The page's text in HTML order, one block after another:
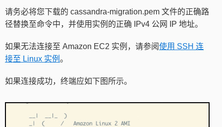
请务必将您下载的 cassandra-migration.pem 文件的正确路
径替换至命令中，并使用实例的正确 IPv4 公网 IP 地址。
如果无法连接至 Amazon EC2 实例，请参阅使用 SSH 连
接至 Linux 实例 。
如果连接成功，终端应如下图所示。